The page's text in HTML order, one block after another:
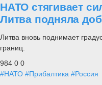
НАТО стягивает
Литва подняла
Литва вновь поднимает
границ.
984 0 0
#НАТО #Прибалтика #Россия